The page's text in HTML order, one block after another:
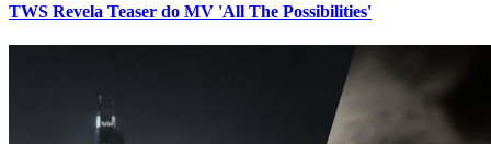
TWS Revela Teaser do MV 'All The Possibilities'